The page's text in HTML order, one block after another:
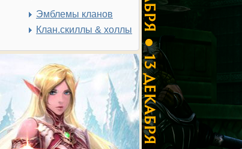
Эмблемы кланов
Клан.скиллы & холлы